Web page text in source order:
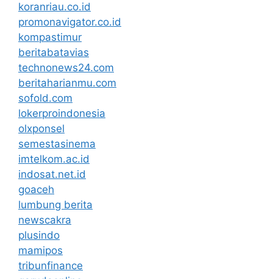
koranriau.co.id
promonavigator.co.id
kompastimur
beritabatavias
technonews24.com
beritaharianmu.com
sofold.com
lokerproindonesia
olxponsel
semestasinema
imtelkom.ac.id
indosat.net.id
goaceh
lumbung berita
newscakra
plusindo
mamipos
tribunfinance